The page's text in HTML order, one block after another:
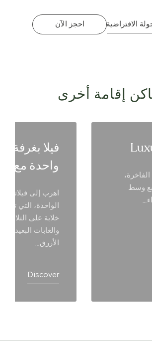
الافتراضية احجز الآن
إقامة أخرى
وسط
فيلا بغرفة
واحدة مع
اهرب إلى فيلاتنا
الواحدة، التي توفر
خلابة على التلال
والغابات البعيدة
الأزرق…
Discover